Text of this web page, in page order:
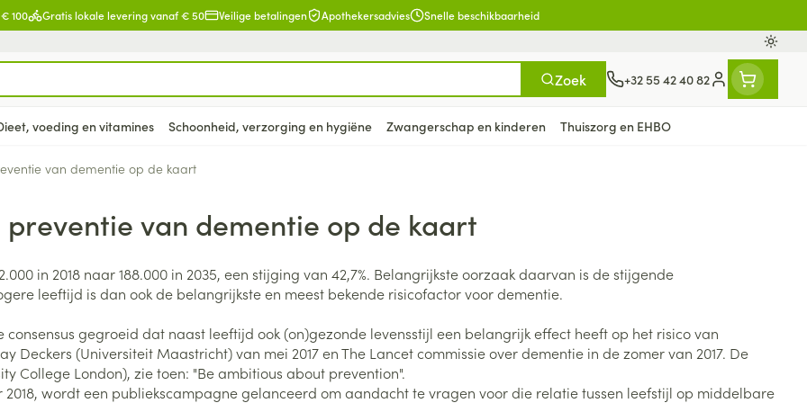
100 Gratis lokale levering vanaf € 50 Veilige betalingen Apothekersadvies Snelle beschikbaarheid
Zoek
+32 55 42 40 82
Klant menu
verzorging en hygiëne categorie
en
gel
Lichaamsverzorging
Deodorant
huid en huidproblemen
Ontharen en epileren
Toon meer
Lippen
Koortsblazen
Handhygiëne
Voeding
Babyvoeding
Specifieke voeding
Toon meer
Vitamines en
supplementen
Vitamine A
Antioxydanten - detox
Aminozuren
Calcium
Toon meer
Ogen
Neus
Keel
Botten, spieren en
gewrichten
en kinderen categorie
Baby
Luiers
Voeding - melk
Toon meer
Kinderen
Tanden
Vitamines en supplementen
Toon meer
Prostaat Menopauze
Snurken Spieren en gewrichten Steunkousen
Pillendozen Batterijen
Bachbloesem Oliën
Kruidenthee Licht- en warmtetherapie Fytotherapie
Kousen, panty's en sokken
Panty's
Lingerie
Zwangerschapslingerie
Luierbroekje
Incontinentieslips
Dierenvoeding
Kat
Supplementen
Kat Duiven en vogels Wondzorg
Hoest
Diepzittende slijmhoest
slijmhoest
Massagebalsem en
inhalatie
Pijn en koorts
Mineralen
Vitaminen
voeding en vitamines Schoonheid, verzorging en hygiëne Zwangerschap en kinderen Thuiszorg en EHBO
van dementie op de kaart
van dementie op de kaart
in 2018 naar 188.000 in 2035, een stijging van 42,7%. Belangrijkste oorzaak daarvan is de stijgende
leeftijd is dan ook de belangrijkste en meest bekende risicofactor voor dementie.
gegroeid dat naast leeftijd ook (on)gezonde levensstijl een belangrijk effect heeft op het risico van
(Universiteit Maastricht) van mei 2017 en The Lancet commissie over dementie in de zomer van 2017. De
College London), zie toen: "Be ambitious about prevention".
wordt een publiekscampagne gelanceerd om aandacht te vragen voor die relatie tussen leefstijl op middelbare